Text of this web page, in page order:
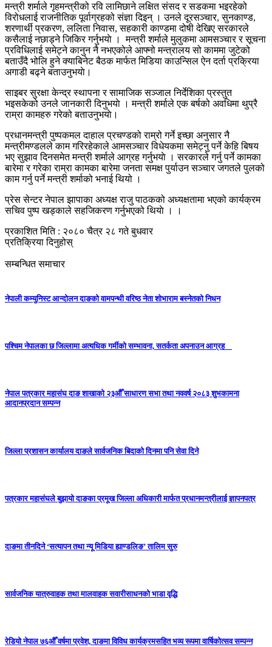
मन्त्री शर्माले गृहमन्त्रीको रवि लामिछाने लक्षित संसद र सडकमा भइरहेको
विरोधलाई राजनीतिक पूर्वाग्रहको संज्ञा दिइन् । उनले दूरसञ्चार, सुनकाण्ड,
शरणार्थी प्रकरण, ललिता निवास, सहकारी काण्डमा दोषी देखिए सरकारले
कसैलाई नछाड्ने जिकिर गर्नुभयाे । मन्त्री शर्माले मुलुकमा आमसञ्चार र सूचना
प्रविधिलाई समेट्ने कानुन नै नभएकोले आफ्नो मन्त्रालय सो काममा जुटेको
बताउँदै भोलि हुने क्याबिनेट बैठक मार्फत मिडिया काउन्सिल ऐन दर्ता प्रक्रिया
अगाडी बढ्ने बताउनुभयाे।
साइबर सुरक्षा केन्द्र स्थापना र सामाजिक सञ्जाल निर्देशिका प्रस्तुत
भइसकेको उनले जानकारी दिनुभयाे । मन्त्री शर्माले एक बर्षको अवधिमा थुप्रै
राम्रा कामहरु गरेको बताउनुभयाे।
प्रधानमन्त्री पुष्पकमल दाहाल प्रचण्डको राम्रो गर्ने इच्छा अनुसार नै
मन्त्रीमण्डलले काम गरिरहेकाले आमसञ्चार विधेयकमा समेट्नु पर्ने केहि बिषय
भए सुझाव दिनसमेत मन्त्री शर्माले आग्रह गर्नुभयाे । सरकारले गर्नु पर्ने कामका
बारेमा र गरेका राम्रा कामका बारेमा जनता समक्ष पुर्याउन सञ्चार जगतले पुलको
काम गर्नु पर्ने मन्त्री शर्माको भनाई थियो ।
प्रेस सेन्टर नेपाल झापाका अध्यक्ष राजु पाठकको अध्यक्षतामा भएको कार्यक्रम
सचिव पुष्प खड्काले सहजिकरण गर्नुभएको थियाे । ।
प्रकाशित मिति : २०८० चैत्र २८ गते बुधवार
प्रतिक्रिया दिनुहोस्
सम्बन्धित समाचार
नेपाली कम्युनिस्ट आन्दोलन दाङको वामपन्थी वरिष्ठ नेता शोभाराम बस्नेतको निधन
पश्चिम नेपालका छ जिल्लामा अत्यधिक गर्मीको सम्भावना, सतर्कता अपनाउन आग्रह
नेपाल पत्रकार महासंघ दाङ शाखाको २३औँ साधारण सभा तथा नववर्ष २०८३ शुभकामना
आदानप्रदान सम्पन्न
जिल्ला प्रशासन कार्यालय दाङले सार्वजनिक बिदाको दिनमा पनि सेवा दिने
पत्रकार महासंघले बुझायो दाङका प्रमूख जिल्ला अधिकारी मार्फत प्रधानमन्त्रीलाई ज्ञापनपत्र
दाङमा तीनदिने ‘सत्यापन तथा न्यू मिडिया ह्याण्डलिङ’ तालिम सुरु
सार्वजनिक यात्रुवाहक तथा मालवाहक सवारीसाधनको भाडा वृद्धि
रेडियो नेपाल ७६औँ वर्षमा प्रवेश, दाङमा विविध कार्यक्रमसहित भव्य रूपमा वार्षिकोत्सव सम्पन्न